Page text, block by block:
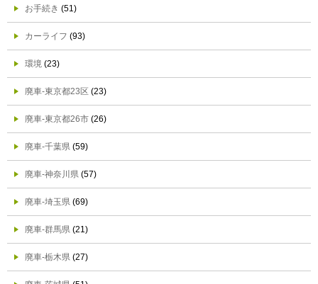
お手続き (51)
カーライフ (93)
環境 (23)
廃車-東京都23区 (23)
廃車-東京都26市 (26)
廃車-千葉県 (59)
廃車-神奈川県 (57)
廃車-埼玉県 (69)
廃車-群馬県 (21)
廃車-栃木県 (27)